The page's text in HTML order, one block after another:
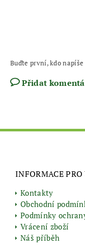
Buďte první, kdo
Přidat
INFORMACE PRO
Kontakty
Obchodní
Podmínky
Vrácení zboží
Náš příběh